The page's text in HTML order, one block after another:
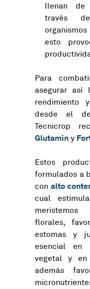
llenan de
través
esto
Para
asegurar así
rendimiento
desde el
Tecnicrop
Glutamín y
Estos
formulados a
con alto
cual
florales,
estomas y
esencial en
vegetal y
además